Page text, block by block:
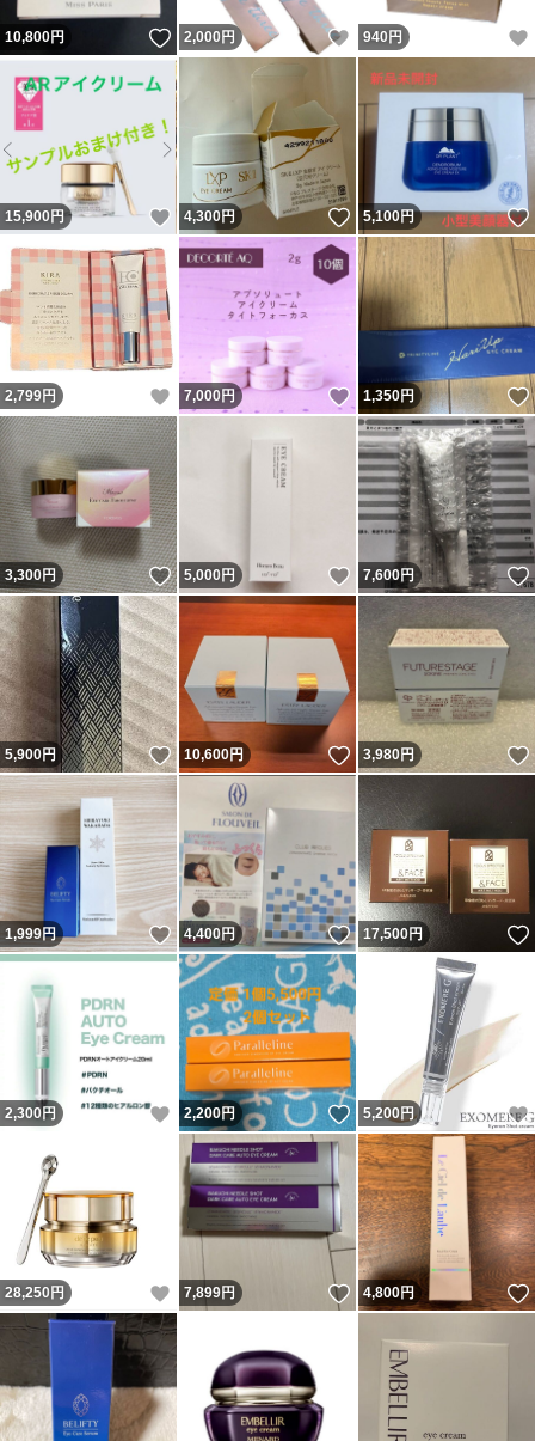
10,800円 いいね！
2,000 円 いいね！
940 円
15,900 円 いいね！
4,300円 いいね！
5,100円
2,799円 いいね！
7,000円 いいね！
1,350円
3,300円 いいね！
5,000円 いいね！
7,600円
5,900円 いいね！
10,600円 いいね！
3,980円
1,999円 いいね！
4,400円 いいね！
17,500円
2,300円 いいね！
2,200円 いいね！
5,200円
28,250 円 いいね！
7,899円 いいね！
4,800円